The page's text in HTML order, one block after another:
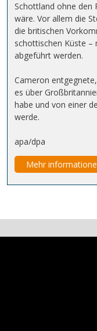
Schottland ohne den
wäre. Vor allem die
die britischen
schottischen Küste –
abgeführt werden.
Cameron
es über
habe und von einer
werde.
apa/dpa
Mehr